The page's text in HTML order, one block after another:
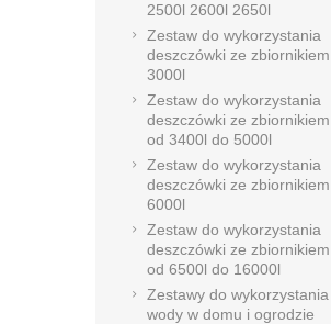
2500l 2600l 2650l
Zestaw do wykorzystania
deszczówki ze zbiornikiem
3000l
Zestaw do wykorzystania
deszczówki ze zbiornikiem
od 3400l do 5000l
Zestaw do wykorzystania
deszczówki ze zbiornikiem
6000l
Zestaw do wykorzystania
deszczówki ze zbiornikiem
od 6500l do 16000l
Zestawy do wykorzystania
wody w domu i ogrodzie